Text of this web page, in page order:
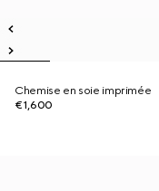
Chemise en soie imprimée
€1,600